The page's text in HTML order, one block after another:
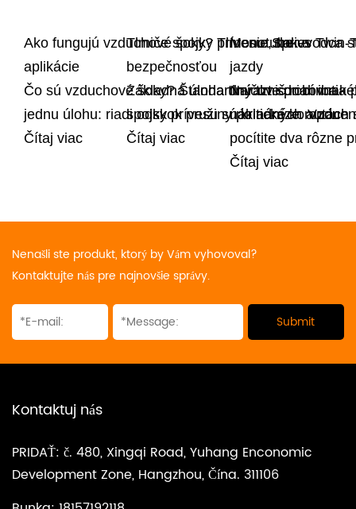
Ako fungujú vzduchové šoky? Tlmenie, tlak a
aplikácie
Čo sú vzduchové šoky? Štandardný tlmič robí iba
jednu úlohu: riadi odskok pružiny po náraze. Vzdu
Čítaj viac
Tlmiče spojky prívesu: Sprievodca
bezpečnosťou
Základná úloha tlmičov spriahnutia
spojky prívesu sú kritické
Čítaj viac
Monotube vs Twin-
jazdy
Narazte do
nákladných autách
pocítite dva rôzne
Čítaj viac
Nenašli ste produkt, ktorý by Vám vyhovoval?
Kontaktujte nás pre najnovšie správy.
Kontaktuj nás
PRIDAŤ: č. 480, Xingqi Road, Yuhang Enconomic
Development Zone, Hangzhou, Čína. 311106